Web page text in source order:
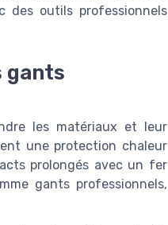
des outils professionnels
gants
les matériaux et leur
une protection chaleur
prolongés avec un fer
gants professionnels,